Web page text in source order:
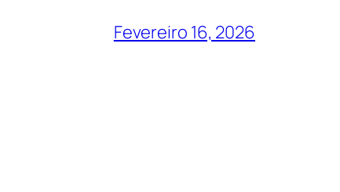
Fevereiro 16, 2026